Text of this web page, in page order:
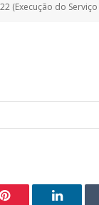
Reforma e Adequação da Escola